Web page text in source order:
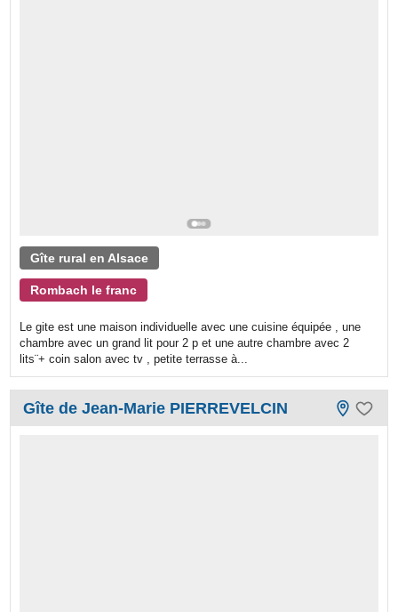
Gîte rural en Alsace
Rombach le franc
Le gite est une maison individuelle avec une cuisine équipée , une
chambre avec un grand lit pour 2 p et une autre chambre avec 2
lits¨+ coin salon avec tv , petite terrasse à...
Gîte de Jean-Marie PIERREVELCIN